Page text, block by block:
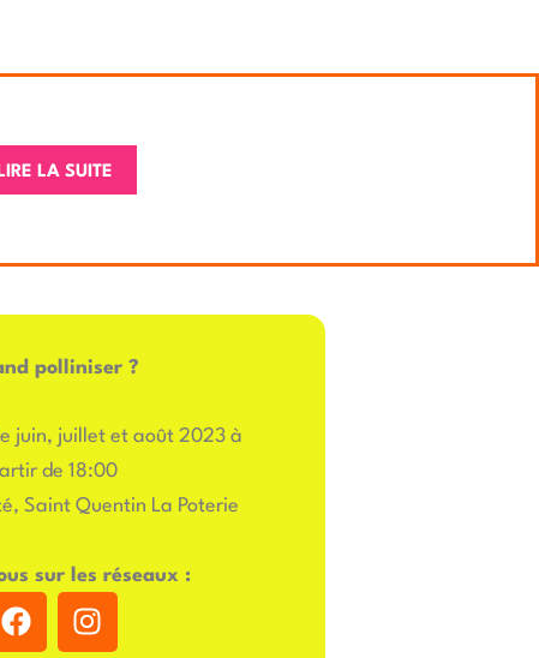
LIRE LA SUITE
polliniser ?
juin, juillet et août 2023 à
de 18:00
Saint Quentin La Poterie
sur les réseaux :
F
a
I
n